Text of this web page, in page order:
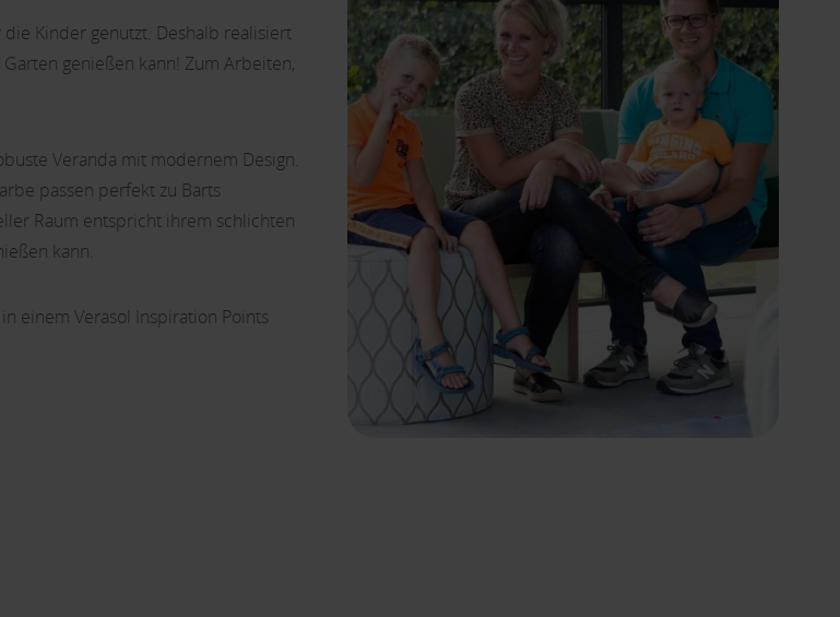
Kinder genutzt. Deshalb realisiert
genießen kann! Zum Arbeiten,
Veranda mit modernem Design.
passen perfekt zu Barts
Raum entspricht ihrem schlichten
kann.
einem Verasol Inspiration Points